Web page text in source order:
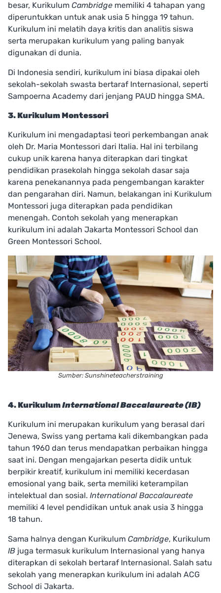
besar, Kurikulum Cambridge memiliki 4 tahapan yang
diperuntukkan untuk anak usia 5 hingga 19 tahun.
Kurikulum ini melatih daya kritis dan analitis siswa
serta merupakan kurikulum yang paling banyak
digunakan di dunia.
Di Indonesia sendiri, kurikulum ini biasa dipakai oleh
sekolah-sekolah swasta bertaraf Internasional, seperti
Sampoerna Academy dari jenjang PAUD hingga SMA.
3. Kurikulum Montessori
Kurikulum ini mengadaptasi teori perkembangan anak
oleh Dr. Maria Montessori dari Italia. Hal ini terbilang
cukup unik karena hanya diterapkan dari tingkat
pendidikan prasekolah hingga sekolah dasar saja
karena penekanannya pada pengembangan karakter
dan pengarahan diri. Namun, belakangan ini Kurikulum
Montessori juga diterapkan pada pendidikan
menengah. Contoh sekolah yang menerapkan
kurikulum ini adalah Jakarta Montessori School dan
Green Montessori School.
Sumber: Sunshineteacherstraining
4. KurikulumInternational Baccalaureate (IB)
Kurikulum ini merupakan kurikulum yang berasal dari
Jenewa, Swiss yang pertama kali dikembangkan pada
tahun 1960 dan terus mendapatkan perbaikan hingga
saat ini. Dengan mengajarkan peserta didik untuk
berpikir kreatif, kurikulum ini memiliki kecerdasan
emosional yang baik, serta memiliki keterampilan
intelektual dan sosial. International Baccalaureate
memiliki 4 level pendidikan untuk anak usia 3 hingga
18 tahun.
Sama halnya dengan Kurikulum Cambridge, Kurikulum
IB juga termasuk kurikulum Internasional yang hanya
diterapkan di sekolah bertaraf Internasional. Salah satu
sekolah yang menerapkan kurikulum ini adalah ACG
School di Jakarta.